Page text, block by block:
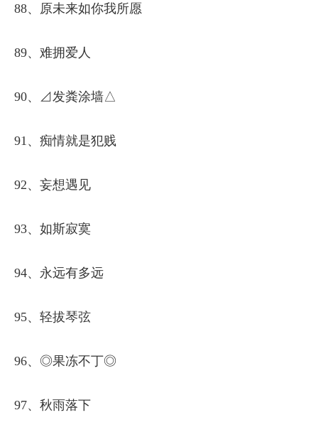
88、原未来如你我所愿
89、难拥爱人
90、⊿发粪涂墙△
91、痴情就是犯贱
92、妄想遇见
93、如斯寂寞
94、永远有多远
95、轻拔琴弦
96、◎果冻不丁◎
97、秋雨落下